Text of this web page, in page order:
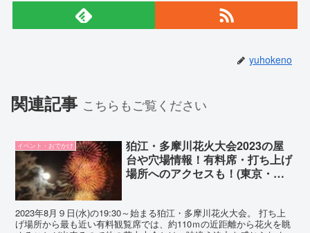
yuhokeno
関連記事 こちらもご覧ください
イベント・おでかけ
狛江・多摩川花火大会2023の屋
台や穴場情報！有料席・打ち上げ
場所へのアクセスも！(東京・神
2023年8月９日(水)の19:30～始まる狛江・多摩川花火大会。 打ち上
げ場所から最も近い有料観覧席では、約110ｍの近距離から花火を眺